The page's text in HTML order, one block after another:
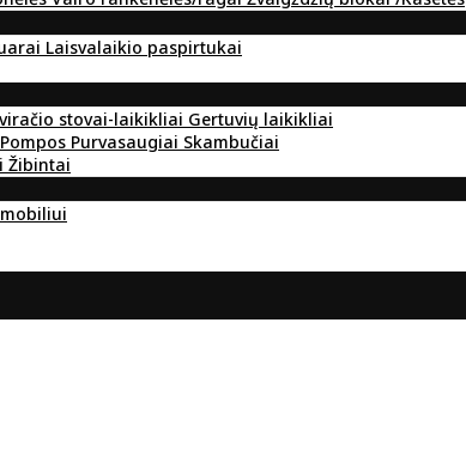
Laisvalaikio paspirtukai
stovai-laikikliai Gertuvių laikikliai
Pompos Purvasaugiai Skambučiai
Žibintai